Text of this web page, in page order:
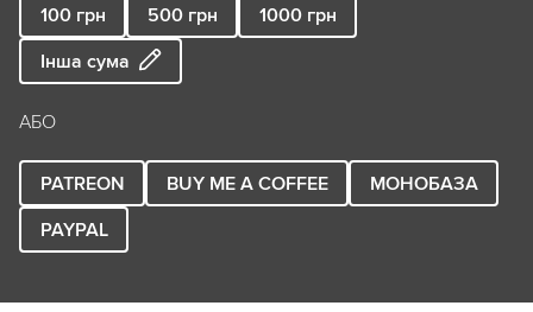
100 грн 500 грн 1000 грн
Інша сума
АБО
PATREON BUY ME A COFFEE
МОНОБАЗА
PAYPAL